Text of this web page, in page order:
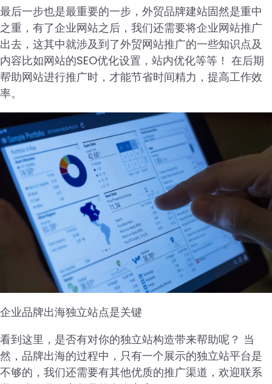
最后一步也是最重要的一步，外贸品牌建站固然是重中
之重，有了企业网站之后，我们还需要将企业网站推广
出去，这其中就涉及到了外贸网站推广的一些知识点及
内容比如网站的SEO优化设置，站内优化等等！ 在后期
帮助网站进行推广时，才能节省时间精力，提高工作效
率。
企业品牌出海独立站点是关键
看到这里，是否有对你的独立站构造带来帮助呢？ 当
然，品牌出海的过程中，只有一个展示的独立站平台是
不够的，我们还需要有其他优质的推广渠道，欢迎联系